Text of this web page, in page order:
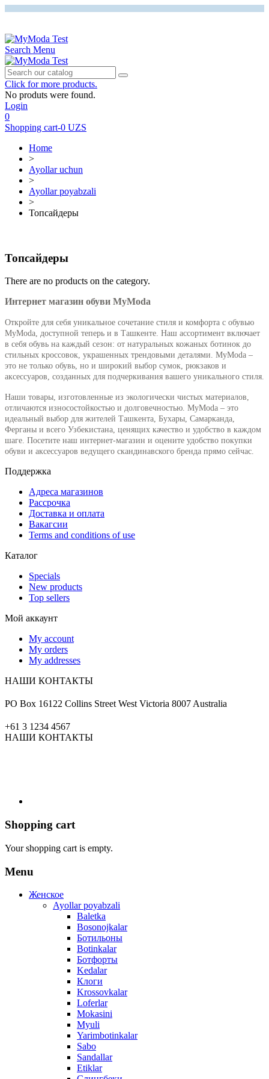
Search Menu
Click for more products.
No produts were found.
Login
0
Shopping cart-0 UZS
Home
>
Ayollar uchun
>
Ayollar poyabzali
>
Топсайдеры
Топсайдеры
There are no products on the category.
Интернет магазин обуви MyModa
Откройте для себя уникальное сочетание стиля и комфорта с обувью
MyModa, доступной теперь и в Ташкенте. Наш ассортимент включает
в себя обувь на каждый сезон: от натуральных кожаных ботинок до
стильных кроссовок, украшенных трендовыми деталями. MyModa –
это не только обувь, но и широкий выбор сумок, рюкзаков и
аксессуаров, созданных для подчеркивания вашего уникального стиля.
Наши товары, изготовленные из экологически чистых материалов,
отличаются износостойкостью и долговечностью. MyModa – это
идеальный выбор для жителей Ташкента, Бухары, Самарканда,
Ферганы и всего Узбекистана, ценящих качество и удобство в каждом
шаге. Посетите наш интернет-магазин и оцените удобство покупки
обуви и аксессуаров ведущего скандинавского бренда прямо сейчас.
Поддержка
Адреса магазинов
Рассрочка
Доставка и оплата
Вакагсии
Terms and conditions of use
Каталог
Specials
New products
Top sellers
Мой аккаунт
My account
My orders
My addresses
НАШИ КОНТАКТЫ
PO Box 16122 Collins Street West Victoria 8007 Australia
+61 3 1234 4567
НАШИ КОНТАКТЫ
Shopping cart
Your shopping cart is empty.
Menu
Женское
Ayollar poyabzali
Baletka
Bosonojkalar
Ботильоны
Botinkalar
Ботфорты
Kedalar
Клоги
Krossovkalar
Loferlar
Mokasini
Myuli
Yarimbotinkalar
Sabo
Sandallar
Etiklar